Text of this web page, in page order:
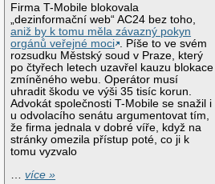
Firma T-Mobile blokovala
„dezinformační web“ AC24 bez toho,
aniž by k tomu měla závazný pokyn
orgánů veřejné moci
. Píše to ve svém
rozsudku Městský soud v Praze, který
po čtyřech letech uzavřel kauzu blokace
zmíněného webu. Operátor musí
uhradit škodu ve výši 35 tisíc korun.
Advokát společnosti T-Mobile se snažil i
u odvolacího senátu argumentovat tím,
že firma jednala v dobré víře, když na
stránky omezila přístup poté, co ji k
tomu vyzvalo
…více »